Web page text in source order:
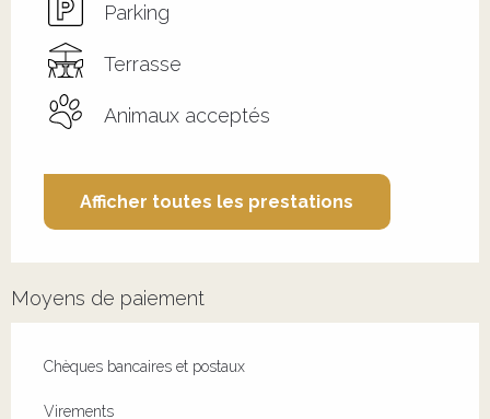
Parking
Terrasse
Animaux acceptés
Afficher toutes les prestations
Moyens de paiement
Chèques bancaires et postaux
Virements